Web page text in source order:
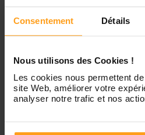
Consentement Détails
Nous utilisons des Cookies !
Les cookies nous permettent
site Web, améliorer votre
analyser notre trafic et nos
Samedi
Services proposés